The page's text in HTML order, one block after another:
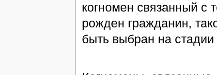
когномен связанный с
рожден гражданин,
быть выбран на